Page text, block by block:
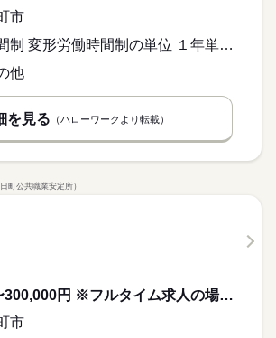
市
変形労働時間制 変形労働時間制の単位 １年単位 就業時間１ 7時00分〜16時00分
他
を見る （ハローワークより転載）
町公共職業安定所）
200,000円〜300,000円 ※フルタイム求人の場合は月額（換算額）、パート求人の場合は時間額を表示しています。
市